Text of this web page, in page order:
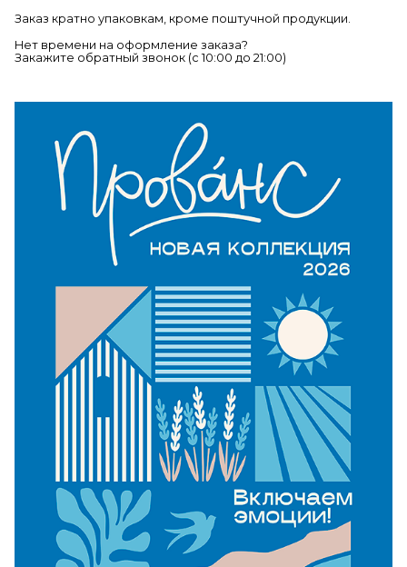
Заказ кратно упаковкам, кроме поштучной продукции.
Нет времени на оформление заказа?
Закажите обратный звонок (c 10:00 до 21:00)